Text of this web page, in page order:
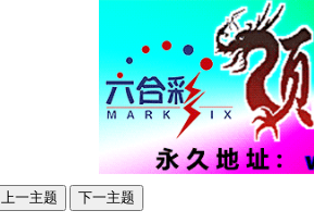
上一主题 下一主题